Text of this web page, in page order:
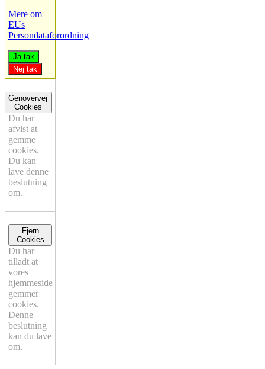
Mere om
EUs
Persondataforordning
Ja tak
Nej tak
Genovervej
Cookies
Du har
afvist at
gemme
cookies.
Du kan
lave denne
beslutning
om.
Fjern
Cookies
Du har
tilladt at
vores
hjemmeside
gemmer
cookies.
Denne
beslutning
kan du lave
om.